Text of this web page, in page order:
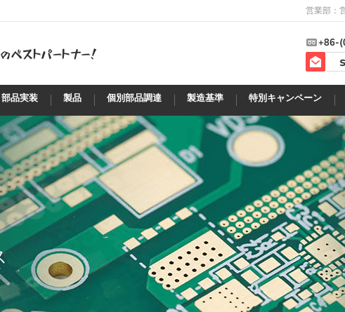
営業部：
+86-
部品実装 製品 個別部品調達 製造基準 特別キャンペーン